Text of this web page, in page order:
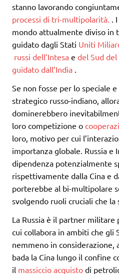
stanno lavorando
processi di tri-multipolarità. .
mondo attualmente diviso in
guidato dagli Stati Uniti
russi dell’Intesa e del Sud
guidato dall’India .
Se non fosse per lo speciale
strategico russo-indiano,
dominerebbero
loro competizione o
loro, motivo per cui
importanza globale. Russia e
dipendenza potenzialmente
rispettivamente dalla Cina e
porterebbe al bi-multipolare
svolgendo ruoli cruciali che la
La Russia è il partner militare
cui collabora in ambiti che gli
nemmeno in considerazione,
bada la Cina lungo il confine
il massiccio acquisto di